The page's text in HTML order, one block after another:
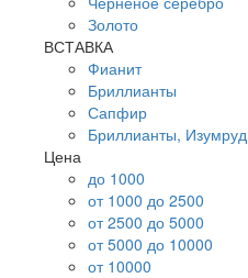
Золото
ВСТАВКА
Фианит
Бриллианты
Сапфир
Бриллианты, Изумруд
Цена
до 1000
от 1000 до 2500
от 2500 до 5000
от 5000 до 10000
от 10000